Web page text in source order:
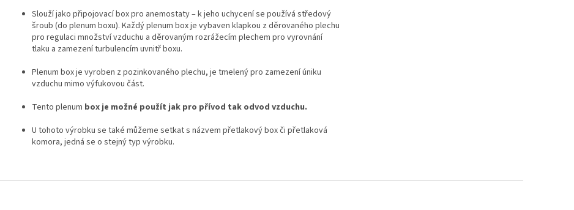
Slouží jako připojovací box pro anemostaty – k jeho uchycení se používá středový
šroub (do plenum boxu). Každý plenum box je vybaven klapkou z děrovaného plechu
pro regulaci množství vzduchu a děrovaným rozrážecím plechem pro vyrovnání
tlaku a zamezení turbulencím uvnitř boxu.
Plenum box je vyroben z pozinkovaného plechu, je tmelený pro zamezení úniku
vzduchu mimo výfukovou část.
Tento plenum box je možné použít jak pro přívod tak odvod vzduchu.
U tohoto výrobku se také můžeme setkat s názvem přetlakový box či přetlaková
komora, jedná se o stejný typ výrobku.